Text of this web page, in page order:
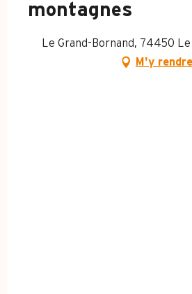
montagnes
Le Grand-Bornand, 74450
M'y rendre